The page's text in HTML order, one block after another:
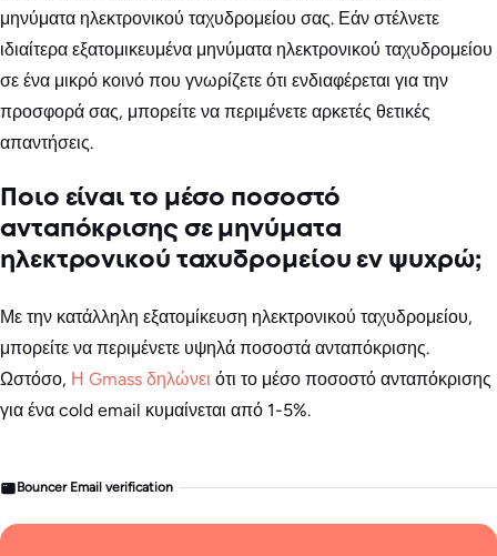
μηνύματα ηλεκτρονικού ταχυδρομείου σας. Εάν στέλνετε
ιδιαίτερα εξατομικευμένα μηνύματα ηλεκτρονικού ταχυδρομείου
σε ένα μικρό κοινό που γνωρίζετε ότι ενδιαφέρεται για την
προσφορά σας, μπορείτε να περιμένετε αρκετές θετικές
απαντήσεις.
Ποιο είναι το μέσο ποσοστό
ανταπόκρισης σε μηνύματα
ηλεκτρονικού ταχυδρομείου εν ψυχρώ;
Με την κατάλληλη εξατομίκευση ηλεκτρονικού ταχυδρομείου,
μπορείτε να περιμένετε υψηλά ποσοστά ανταπόκρισης.
Ωστόσο, Η Gmass δηλώνει ότι το μέσο ποσοστό ανταπόκρισης
για ένα cold email κυμαίνεται από 1-5%.
Bouncer Email verification